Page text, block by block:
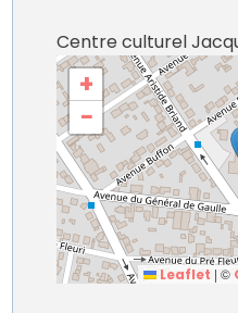
Centre culturel
+
−
Leaflet | ©